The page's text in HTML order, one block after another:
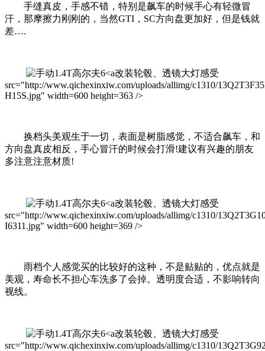
手缝真皮，手感不错，特别是飙车的时候手心有轻微冒
汗，那摩擦力刚刚的，当然GTI，SC方向盘更加好，但是钱就
差….
改装轮毂、透镜大灯感受
src="http://www.qichexinxiw.com/uploads/allimg/c1310/
H15S.jpg" width=600 height=363 />
换档头美观生于一切，表面是树脂感觉，不适合飙车，和
方向盘真皮相反，手心冒汗的时候会打滑!建议有兴趣的朋友
多注意注意材质!
改装轮毂、透镜大灯感受
src="http://www.qichexinxiw.com/uploads/allimg/c1310/
I6311.jpg" width=600 height=369 />
雨档个人感觉买的比较好的这种，不是贴贴的，优点就是
美观，寿命长不担心车洗多了会掉。透明度合适，不影响转向
视线。
改装轮毂、透镜大灯感受
src="http://www.qichexinxiw.com/uploads/allimg/c1310/